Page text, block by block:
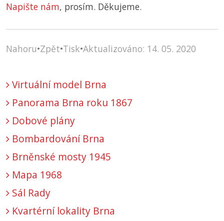
Napište nám, prosím. Děkujeme.
Nahoru•Zpět•Tisk•Aktualizováno: 14. 05. 2020
Virtuální model Brna
Panorama Brna roku 1867
Dobové plány
Bombardování Brna
Brněnské mosty 1945
Mapa 1968
Sál Rady
Kvartérní lokality Brna